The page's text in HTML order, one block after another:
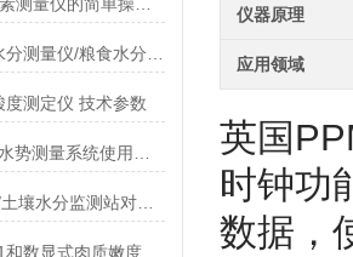
测定仪 技术参数
仪器原理
应用领域
英国
时钟功
数据，